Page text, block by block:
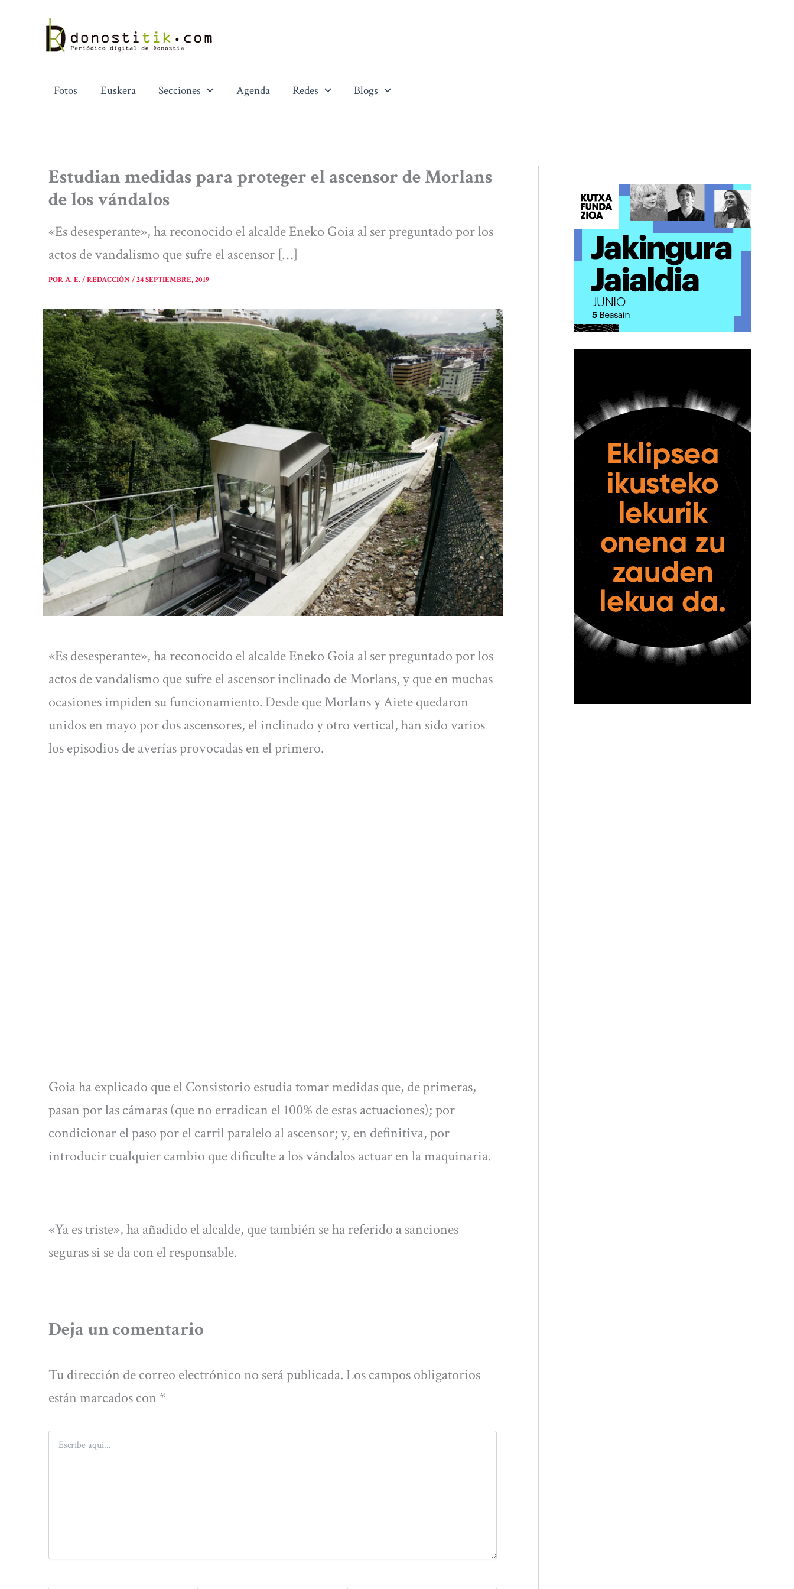
contenido
Fotos Euskera Secciones Agenda Redes Blogs
Estudian medidas para proteger el ascensor de Morlans
de los vándalos
«Es desesperante», ha reconocido el alcalde Eneko Goia al ser preguntado por los
actos de vandalismo que sufre el ascensor […]
PORA. E. / REDACCIÓN/24 SEPTIEMBRE, 2019
«Es desesperante», ha reconocido el alcalde Eneko Goia al ser preguntado por los
actos de vandalismo que sufre el ascensor inclinado de Morlans, y que en muchas
ocasiones impiden su funcionamiento. Desde que Morlans y Aiete quedaron
unidos en mayo por dos ascensores, el inclinado y otro vertical, han sido varios
los episodios de averías provocadas en el primero.
Goia ha explicado que el Consistorio estudia tomar medidas que, de primeras,
pasan por las cámaras (que no erradican el 100% de estas actuaciones); por
condicionar el paso por el carril paralelo al ascensor; y, en definitiva, por
introducir cualquier cambio que dificulte a los vándalos actuar en la maquinaria.
«Ya es triste», ha añadido el alcalde, que también se ha referido a sanciones
seguras si se da con el responsable.
Deja un comentario
Tu dirección de correo electrónico no será publicada. Los campos obligatorios
están marcados con *
Escribe
aquí...